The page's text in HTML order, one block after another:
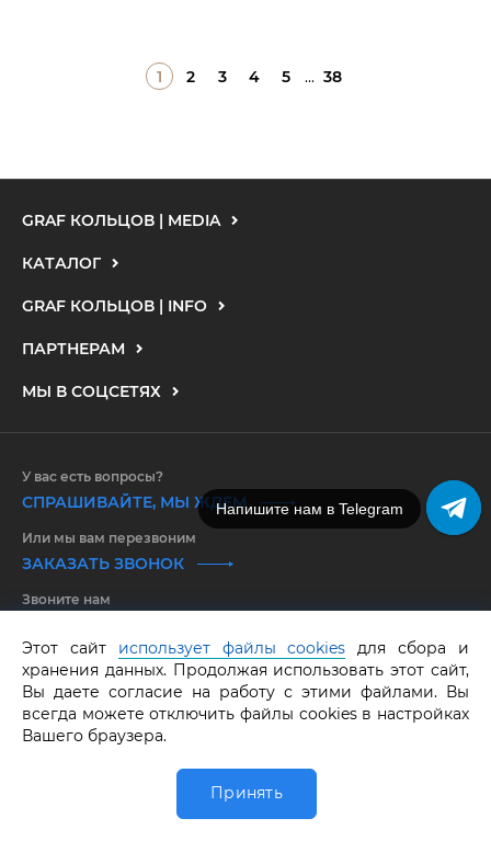
1 2 3 4 5 ... 38
Каталог Избранное
GRAF КОЛЬЦОВ | MEDIA
КАТАЛОГ
GRAF КОЛЬЦОВ | INFO
ПАРТНЕРАМ
МЫ В СОЦСЕТЯХ
GRAF КОЛЬЦОВ. Все права защищены.
У вас есть вопросы?
СПРАШИВАЙТЕ, МЫ ЖДЕМ
Или мы вам перезвоним
ЗАКАЗАТЬ ЗВОНОК
Звоните нам
Этот сайт использует файлы cookies для сбора и
хранения данных. Продолжая использовать этот сайт,
Вы даете согласие на работу с этими файлами. Вы
всегда можете отключить файлы cookies в настройках
Вашего браузера.
Принять
Напишите нам в Telegram